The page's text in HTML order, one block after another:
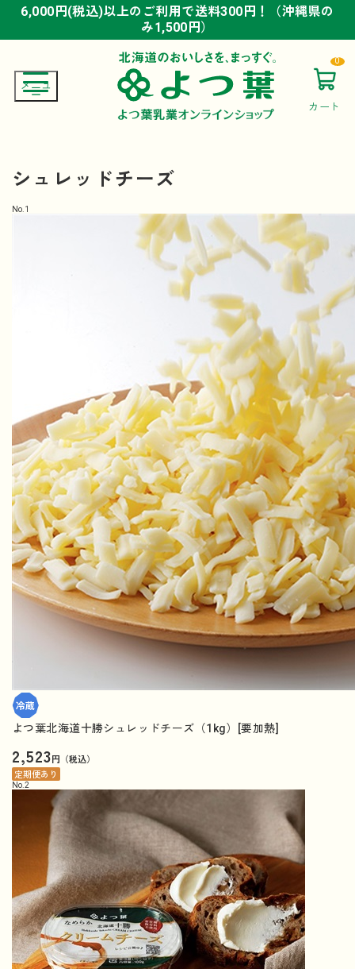
6,000円(税込)以上のご利用で送料300円！（沖縄県の
み1,500円）
6,000円(税込)以上のご利用で送料300円！（沖縄県の
み1,500円）
6,000円(税込)以上のご利用で送料300円！（沖縄県の
み1,500円）
カート
0
シュレッドチーズ
No. 1
よつ葉北海道十勝シュレッドチーズ（1kg）[要加熱]
2,523円（税込）
定期便あり
No. 2